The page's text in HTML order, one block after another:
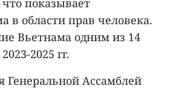
показывает
в области прав человека.
Вьетнама одним из 14
2025 гг.
Генеральной Ассамблей